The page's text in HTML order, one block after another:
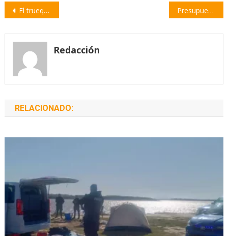
Navegación
entradas
El trueque regresa con fuerza en Villa Constitución Presupuesto 2025 en Santa Fe: inversión en seguridad, obras y desarrollo productivo con equilibrio fiscal
Redacción
RELACIONADO: